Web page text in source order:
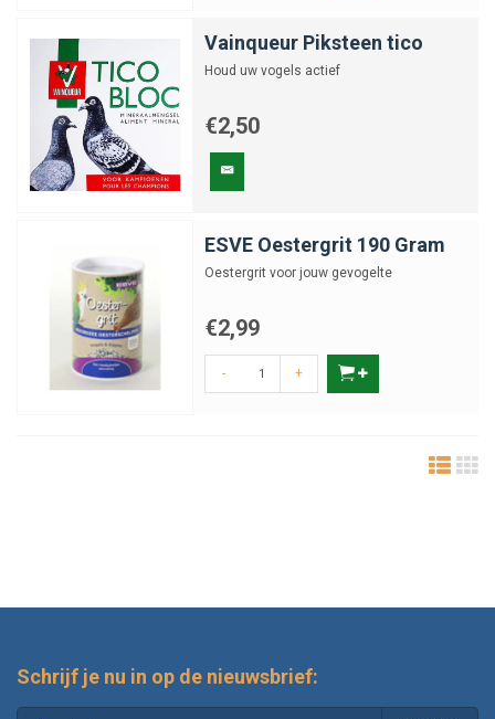
Vainqueur Piksteen tico
Houd uw vogels actief
€2,50
ESVE Oestergrit 190 Gram
Oestergrit voor jouw gevogelte
€2,99
- +
Schrijf je nu in op de nieuwsbrief: